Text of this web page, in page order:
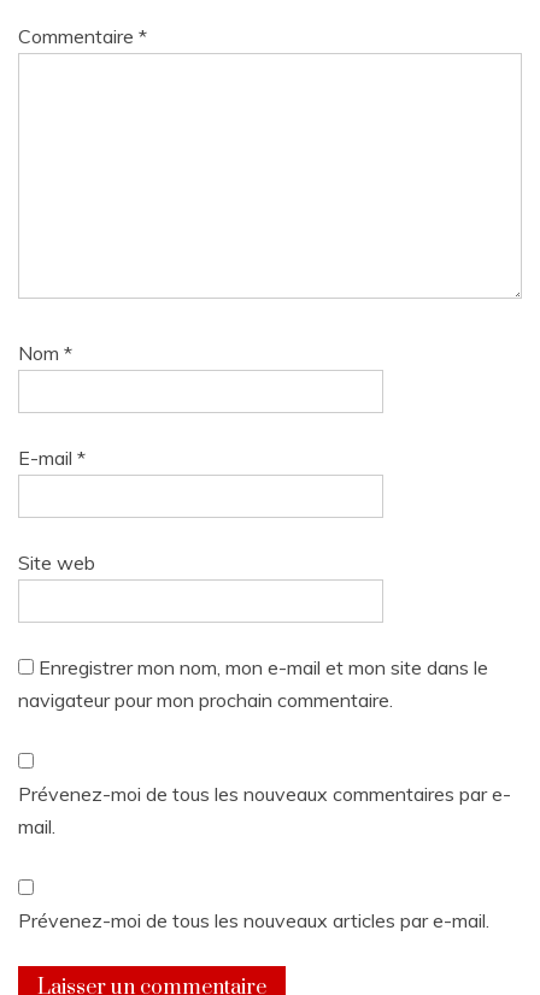
Commentaire *
Nom *
E-mail *
Site web
Enregistrer mon nom, mon e-mail et mon site dans le
navigateur pour mon prochain commentaire.
Prévenez-moi de tous les nouveaux commentaires par e-
mail.
Prévenez-moi de tous les nouveaux articles par e-mail.